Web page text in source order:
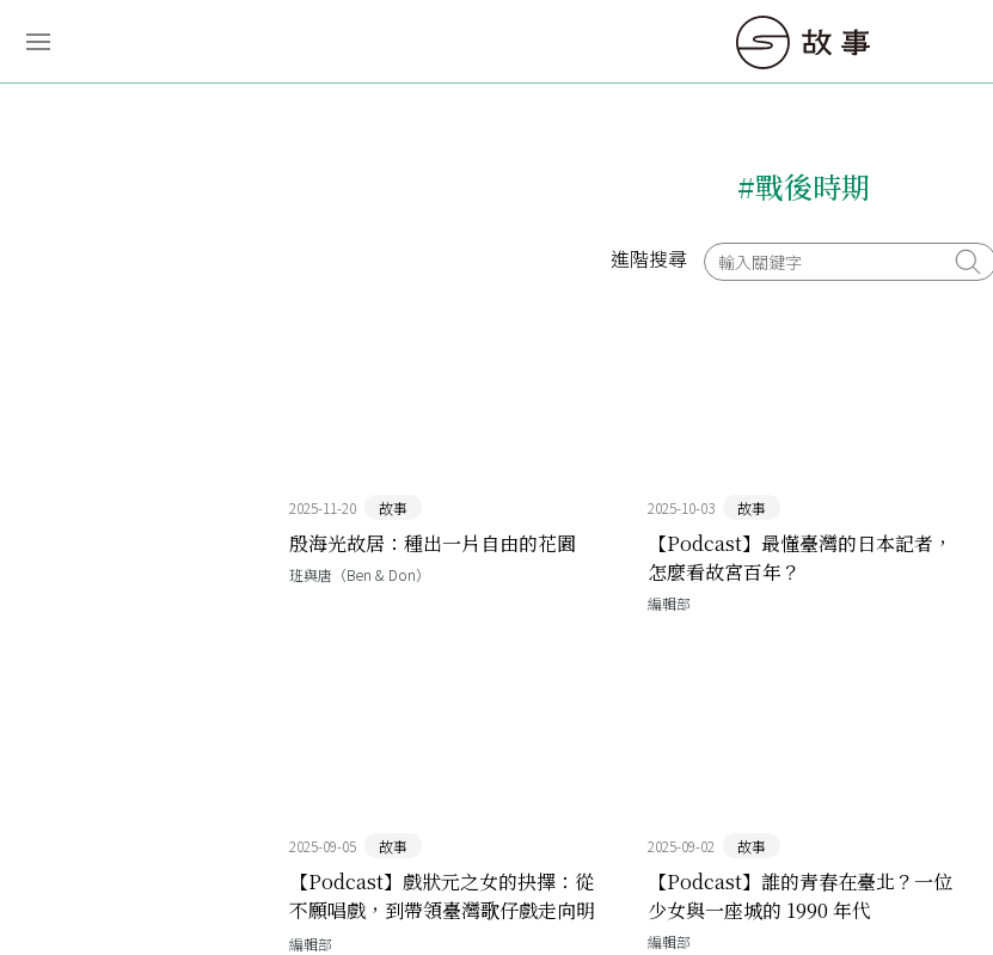
#戰後時期
進階搜尋
2025-11-20 故事
殷海光故居：種出一片自由的花園
班與唐（Ben & Don）
2025-10-03 故事
【Podcast】最懂臺灣的日本記者，
怎麼看故宮百年？
編輯部
2025-09-05 故事
【Podcast】戲狀元之女的抉擇：從
不願唱戲，到帶領臺灣歌仔戲走向明
天
編輯部
2025-09-02 故事
【Podcast】誰的青春在臺北？一位
少女與一座城的 1990 年代
編輯部